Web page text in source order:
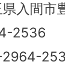
入間市
2536
2964-